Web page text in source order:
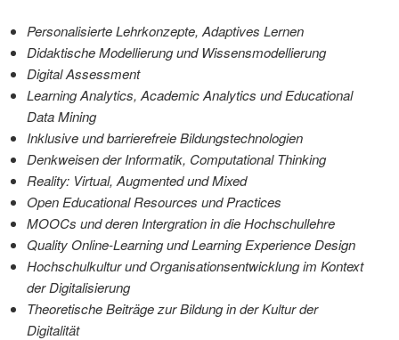
Personalisierte Lehrkonzepte, Adaptives Lernen
Didaktische Modellierung und Wissensmodellierung
Digital Assessment
Learning Analytics, Academic Analytics und Educational
Data Mining
Inklusive und barrierefreie Bildungstechnologien
Denkweisen der Informatik, Computational Thinking
Reality: Virtual, Augmented und Mixed
Open Educational Resources und Practices
MOOCs und deren Intergration in die Hochschullehre
Quality Online-Learning und Learning Experience Design
Hochschulkultur und Organisationsentwicklung im Kontext
der Digitalisierung
Theoretische Beiträge zur Bildung in der Kultur der
Digitalität